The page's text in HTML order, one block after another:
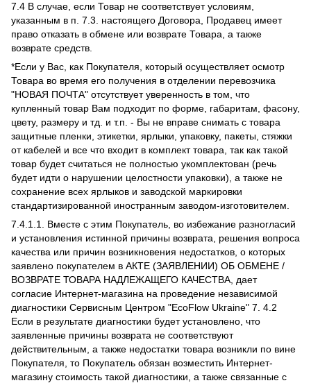
7.4 В случае, если Товар не соответствует условиям,
указанным в п. 7.3. настоящего Договора, Продавец имеет
право отказать в обмене или возврате Товара, а также
возврате средств.
*Если у Вас, как Покупателя, который осуществляет осмотр
Товара во время его получения в отделении перевозчика
"НОВАЯ ПОЧТА" отсутствует уверенность в том, что
купленный товар Вам подходит по форме, габаритам, фасону,
цвету, размеру и тд. и т.п. - Вы не вправе снимать с товара
защитные пленки, этикетки, ярлыки, упаковку, пакеты, стяжки
от кабелей и все что входит в комплект товара, так как такой
товар будет считаться не полностью укомплектован (речь
будет идти о нарушении целостности упаковки), а также не
сохранение всех ярлыков и заводской маркировки
стандартизированной иностранным заводом-изготовителем.
7.4.1.1. Вместе с этим Покупатель, во избежание разногласий
и установления истинной причины возврата, решения вопроса
качества или причин возникновения недостатков, о которых
заявлено покупателем в АКТЕ (ЗАЯВЛЕНИИ) ОБ ОБМЕНЕ /
ВОЗВРАТЕ ТОВАРА НАДЛЕЖАЩЕГО КАЧЕСТВА, дает
согласие Интернет-магазина на проведение независимой
диагностики Сервисным Центром "EcoFlow Ukraine" 7. 4.2
Если в результате диагностики будет установлено, что
заявленные причины возврата не соответствуют
действительным, а также недостатки товара возникли по вине
Покупателя, то Покупатель обязан возместить Интернет-
магазину стоимость такой диагностики, а также связанные с